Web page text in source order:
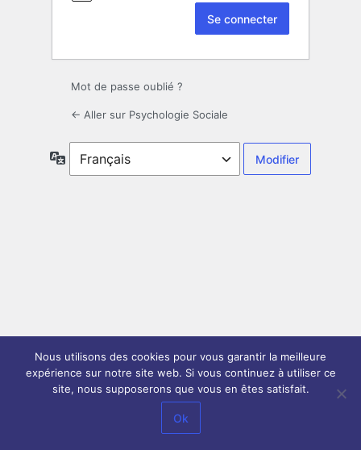
Mot de passe oublié ?
← Aller sur Psychologie Sociale
Langue
Nous utilisons des cookies pour vous garantir la meilleure
expérience sur notre site web. Si vous continuez à utiliser ce
site, nous supposerons que vous en êtes satisfait.
Ok